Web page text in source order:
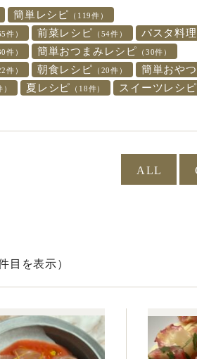
簡単レシピ （119件）
件） 前菜レシピ （54件） パスタ料理
件） 簡単おつまみレシピ （30件）
件） 朝食レシピ （20件） 簡単おやつ
） 夏レシピ （18件） スイーツレシピ
ALL
目を表示）